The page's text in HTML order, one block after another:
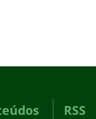
RSS